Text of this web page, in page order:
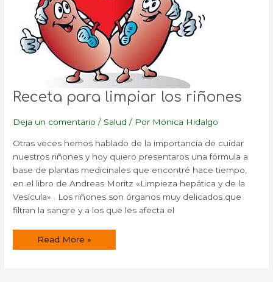
Receta para limpiar los riñones
Deja un comentario / Salud / Por Mónica Hidalgo
Otras veces hemos hablado de la importancia de cuidar
nuestros riñones y hoy quiero presentaros una fórmula a
base de plantas medicinales que encontré hace tiempo,
en el libro de Andreas Moritz «Limpieza hepática y de la
Vesícula» . Los riñones son órganos muy delicados que
filtran la sangre y a los que les afecta el
Receta
Read More »